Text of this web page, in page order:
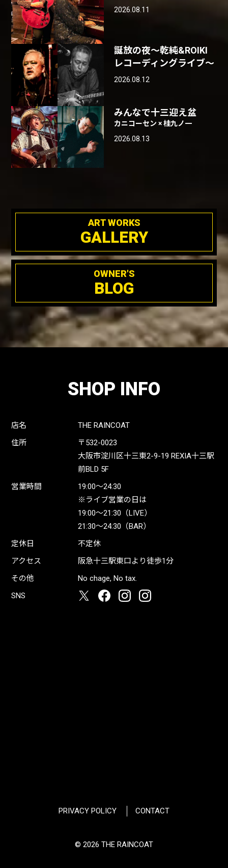
2026.08.11
誕放の夜〜乾純&ROIKI
レコーディングライブ〜
2026.08.12
みんなで十三迎え盆
カニコーセン × 桂九ノ一
2026.08.13
ART WORKS
GALLERY
OWNER'S
BLOG
SHOP INFO
店名
THE RAINCOAT
住所
〒532-0023
大阪市淀川区十三東2-9-19 REXIA十三駅
前BLD 5F
営業時間
19:00〜24:30
※ライブ営業の日は
19:00〜21:30（LIVE）
21:30〜24:30（BAR）
定休日
不定休
アクセス
阪急十三駅東口より徒歩1分
その他
No chage, No tax.
SNS
PRIVACY POLICY CONTACT
© 2026 THE RAINCOAT